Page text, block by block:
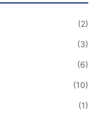
(2)
(3)
(6)
(10)
(1)